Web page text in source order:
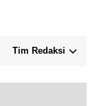
Tim Redaksi